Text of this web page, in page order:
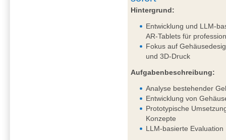
Hintergrund:
Entwicklung und LLM-
AR-Tablets für
Fokus auf
und 3D-Druck
Aufgabenbeschreibung:
Analyse bestehender
Entwicklung von
Prototypische
Konzepte
LLM-basierte Evaluation